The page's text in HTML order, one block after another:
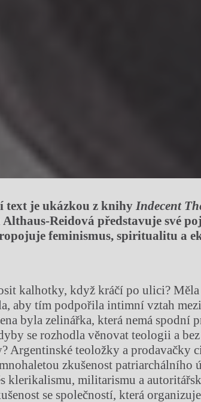
text je ukázkou z knihy Indecent
Reidová představuje své
feminismus, spiritualitu a
kalhotky, když kráčí po ulici?
aby tím podpořila intimní vztah
byla zelinářka, která nemá spodní
se rozhodla věnovat teologii a
Argentinské teoložky a prodavačky
zkušenost patriarchálního
klerikalismu, militarismu a
se společností, která